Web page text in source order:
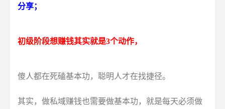
分享；
初级阶段想赚钱其实就是3个动作，
傻人都在死磕基本功，聪明人才在找捷径。
其实，做私域赚钱也需要做基本功，就是每天必须做